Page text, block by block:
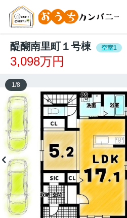
醍醐南里町１号棟 空室1
3,098万円
1 /8